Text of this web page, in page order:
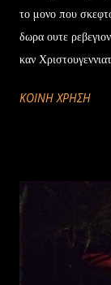
το μονο που
δωρα ουτε
καν
τα παιδια. Τιποτε
προσφερε η
καφενειο,οι
νυκτερια κοντα
χωμενοι στις
ΚΟΙΝΉ ΧΡΉΣΗ